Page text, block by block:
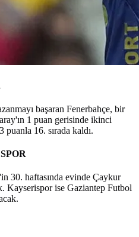
başaran Fenerbahçe, bir
1 puan gerisinde ikinci
puanla 16. sırada kaldı.
30. haftasında evinde Çaykur
Kayserispor ise Gaziantep Futbol